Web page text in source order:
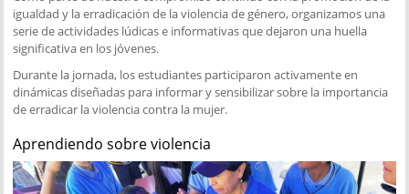
igualdad y la erradicación de la violencia de género, organizamos una
serie de actividades lúdicas e informativas que dejaron una huella
significativa en los jóvenes.
Durante la jornada, los estudiantes participaron activamente en
dinámicas diseñadas para informar y sensibilizar sobre la importancia
de erradicar la violencia contra la mujer.
Aprendiendo sobre violencia